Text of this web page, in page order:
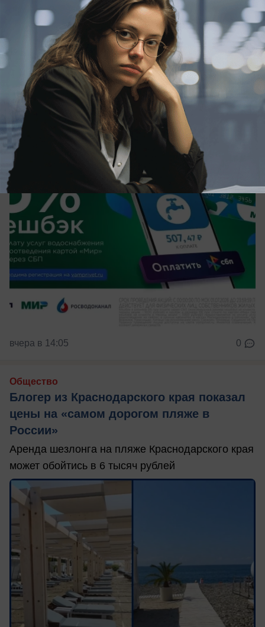
вчера в 15:03 0
Общество
Жители Краснодара впервые могут
получить кешбэк 5% при оплате
коммунальных услуг
вчера в 14:05 0
Общество
Блогер из Краснодарского края показал
цены на «самом дорогом пляже в
России»
Аренда шезлонга на пляже Краснодарского края
может обойтись в 6 тысяч рублей